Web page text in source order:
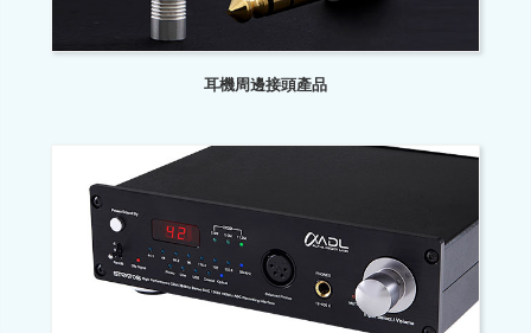
耳機周邊接頭產品